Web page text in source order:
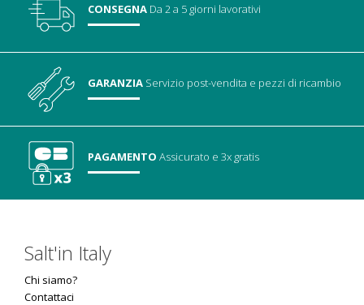
CONSEGNA Da 2 a 5 giorni lavorativi
GARANZIA Servizio post-vendita e pezzi di ricambio
PAGAMENTO Assicurato e 3x gratis
Salt'in Italy
Chi siamo?
Contattaci